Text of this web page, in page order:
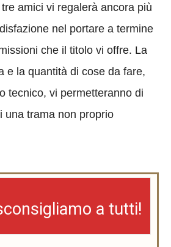
amici vi regalerà ancora più
nel portare a termine
che il titolo vi offre. La
e la quantità di cose da fare,
tecnico, vi permetteranno di
una trama non proprio
a tutti!